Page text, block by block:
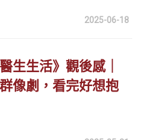
2025-06-18
生生活》觀後感｜
像劇，看完好想抱